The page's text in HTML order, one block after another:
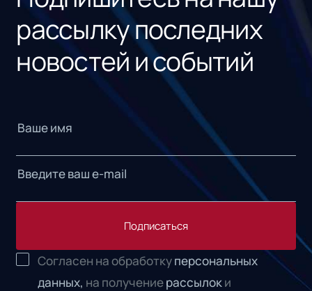
рассылку последних
новостей и событий
Подписаться
Согласен на обработкуперсональных
данных, на получениерассылок и